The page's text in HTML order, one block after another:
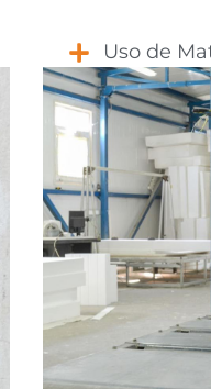
Uso de